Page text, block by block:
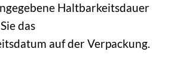
Haltbarkeitsdauer
das
auf der Verpackung.